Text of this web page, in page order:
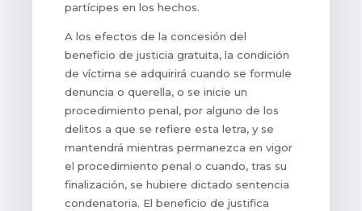
partícipes en los hechos.
A los efectos de la concesión del
beneficio de justicia gratuita, la condición
de víctima se adquirirá cuando se formule
denuncia o querella, o se inicie un
procedimiento penal, por alguno de los
delitos a que se refiere esta letra, y se
mantendrá mientras permanezca en vigor
el procedimiento penal o cuando, tras su
finalización, se hubiere dictado sentencia
condenatoria. El beneficio de justifica